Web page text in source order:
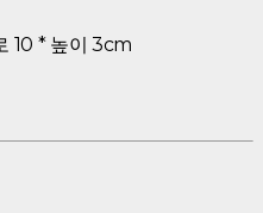
10 * 높이 3cm